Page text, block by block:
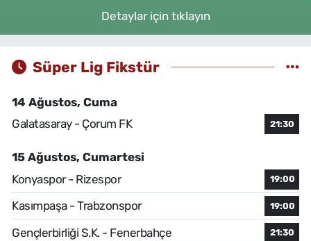
Detaylar için tıklayın
Süper Lig Fikstür
14 Ağustos, Cuma
Galatasaray - Çorum FK
21:30
15 Ağustos, Cumartesi
Konyaspor - Rizespor
19:00
Kasımpaşa - Trabzonspor 19:00
Gençlerbirliği S.K. - Fenerbahçe 21:30